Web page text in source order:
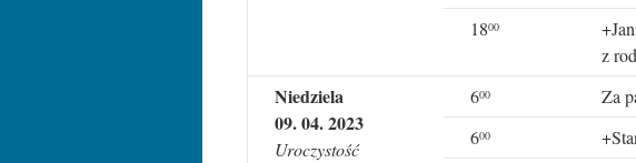
1800
z
Niedziela
09. 04. 2023
Uroczystość
600
Za
600